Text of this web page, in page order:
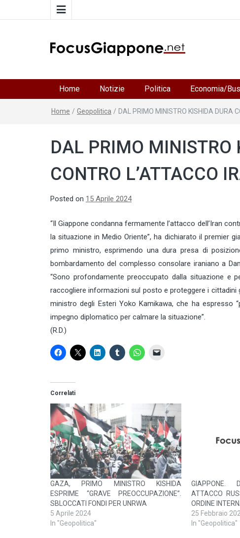
Home Notizie Politica Economia/
Home / Geopolitica / DAL PRIMO MINISTRO KISHIDA DURA
DAL PRIMO MINISTRO
CONTRO L’ATTACCO
Posted on 15 Aprile 2024
“Il Giappone condanna fermamente l’attacco dell’Iran
la situazione in Medio Oriente”, ha dichiarato il premier
primo ministro, esprimendo una dura presa di
bombardamento del complesso consolare iraniano a
“Sono profondamente preoccupato dalla situazione e
raccogliere informazioni sul posto e proteggere i cittadini
ministro degli Esteri Yoko Kamikawa, che ha espresso
impegno diplomatico per calmare la situazione”.
(R.D.)
Correlati
GAZA, PRIMO MINISTRO KISHIDA
ESPRIME “GRAVE PREOCCUPAZIONE”.
SBLOCCATI FONDI PER UNRWA
5 Aprile 2024
In "Geopolitica"
GIAPPONE.
ATTACCO
ORDINE
25 Febbraio
In "Geopolitica"